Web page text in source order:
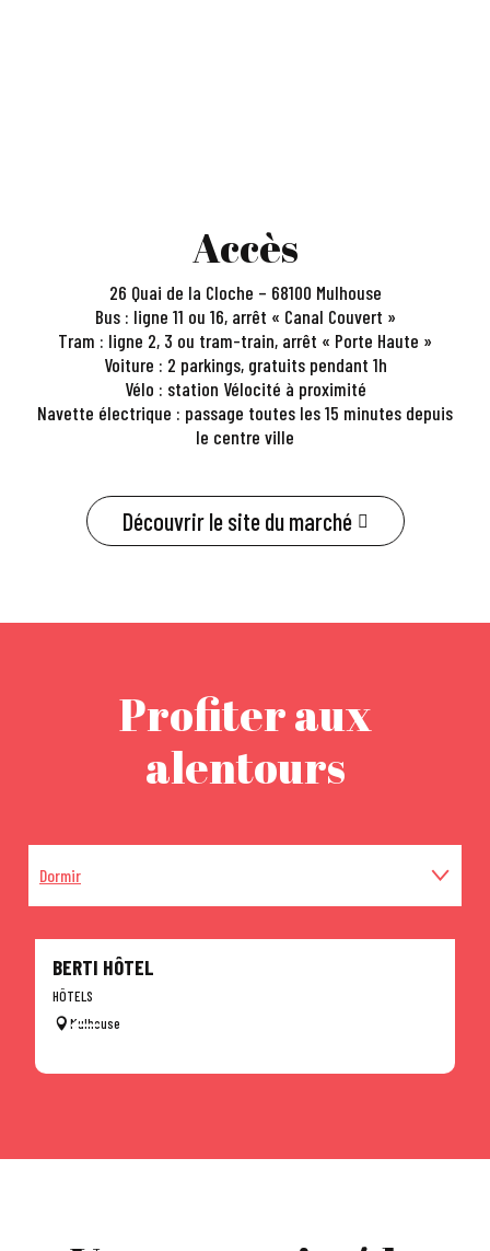
Accès
26 Quai de la Cloche – 68100 Mulhouse
Bus : ligne 11 ou 16, arrêt « Canal Couvert »
Tram : ligne 2, 3 ou tram-train, arrêt « Porte Haute »
Voiture : 2 parkings, gratuits pendant 1h
Vélo : station Vélocité à proximité
Navette électrique : passage toutes les 15 minutes depuis
le centre ville
Découvrir le site du marché
Profiter aux
alentours
Dormir
Manger
BERTI HÔTEL
HÔTELS
Mulhouse